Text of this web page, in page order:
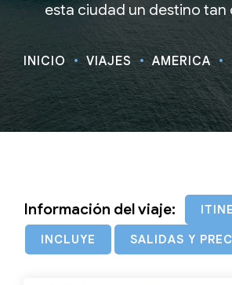
esta ciudad un destino tan
INICIO VIAJES AMÉRICA
Información del viaje:
INCLUYE SALIDAS Y